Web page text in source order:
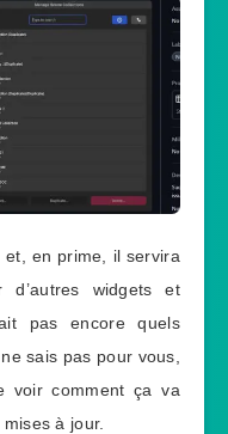
en prime, il servira
d’autres widgets et
pas encore quels
sais pas pour vous,
voir comment ça va
à jour.